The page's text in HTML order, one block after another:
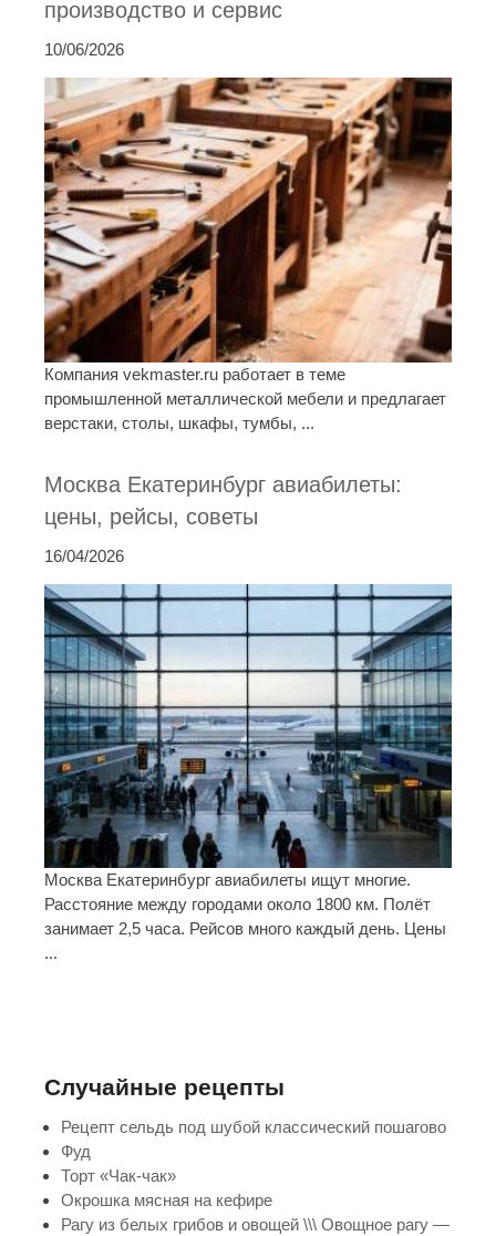
производство и сервис
10/06/2026
Компания vekmaster.ru работает в теме
промышленной металлической мебели и предлагает
верстаки, столы, шкафы, тумбы, ...
Москва Екатеринбург авиабилеты:
цены, рейсы, советы
16/04/2026
Москва Екатеринбург авиабилеты ищут многие.
Расстояние между городами около 1800 км. Полёт
занимает 2,5 часа. Рейсов много каждый день. Цены
...
Случайные рецепты
Рецепт сельдь под шубой классический пошагово
Фуд
Торт «Чак-чак»
Окрошка мясная на кефире
Рагу из белых грибов и овощей \\\ Овощное рагу —